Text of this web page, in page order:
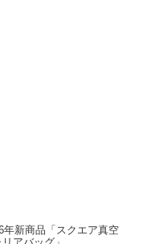
年新商品「スクエア真空